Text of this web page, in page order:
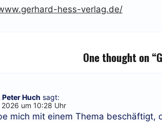
hess-verlag.de/
One thought on “
Peter Huch sagt:
2026 um 10:28 Uhr
mich mit einem Thema